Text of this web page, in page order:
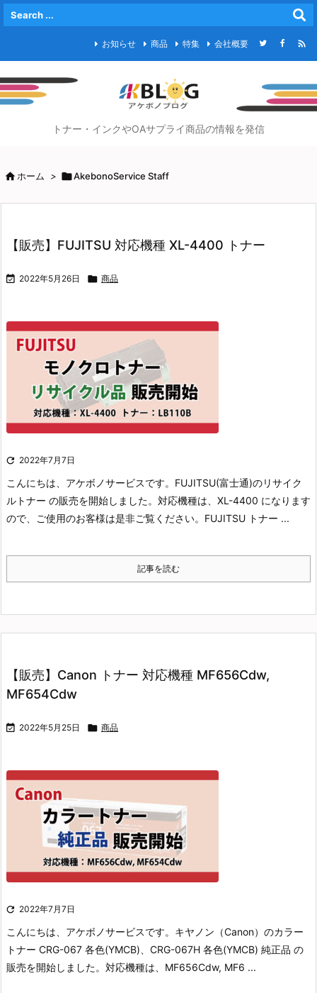
お知らせ 商品 特集 会社概要 
トナー・インクやOAサプライ商品の情報を発信
ホーム > AkebonoService Staff
【販売】FUJITSU 対応機種 XL-4400 トナー
 2022年5月26日  商品
 2022年7月7日
こんにちは、アケボノサービスです。 FUJITSU(富士通)のリサイク
ルトナー の販売を開始しました。 対応機種は、XL-4400 になります
ので、ご使用のお客様は是非ご覧ください。 FUJITSU トナー ...
記事を読む
【販売】Canon トナー 対応機種 MF656Cdw,
MF654Cdw
 2022年5月25日  商品
 2022年7月7日
こんにちは、アケボノサービスです。 キヤノン（Canon）のカラー
トナー CRG-067 各色(YMCB)、CRG-067H 各色(YMCB) 純正品 の
販売を開始しました。 対応機種は、MF656Cdw, MF6 ...